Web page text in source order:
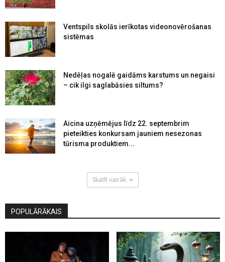
Ventspils skolās ierīkotas videonovērošanas
sistēmas
Nedēļas nogalē gaidāms karstums un negaisi
– cik ilgi saglabāsies siltums?
Aicina uzņēmējus līdz 22. septembrim
pieteikties konkursam jauniem nesezonas
tūrisma produktiem...
Skatīt vairāk
POPULĀRĀKAIS